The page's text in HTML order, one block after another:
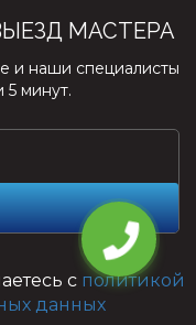
МАСТЕРА
и наши специалисты
5 минут.
с политикой
данных